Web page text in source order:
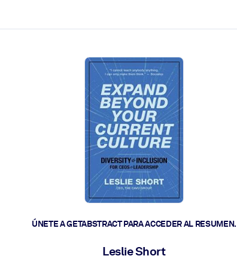
ÚNETE A GETABSTRACT PARA ACCEDER AL RESUMEN.
Leslie Short